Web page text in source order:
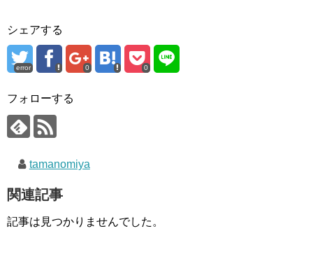
シェアする
error 0 0
フォローする
tamanomiya
関連記事
記事は見つかりませんでした。